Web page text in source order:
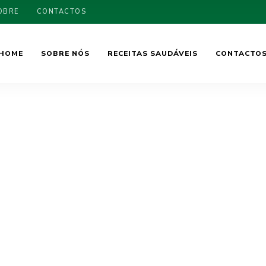
CONTACTOS
SOBRE NÓS RECEITAS SAUDÁVEIS